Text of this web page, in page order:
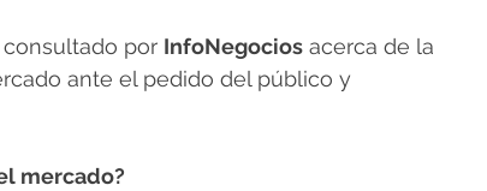
por InfoNegocios acerca de la
ante el pedido del público y
mercado?